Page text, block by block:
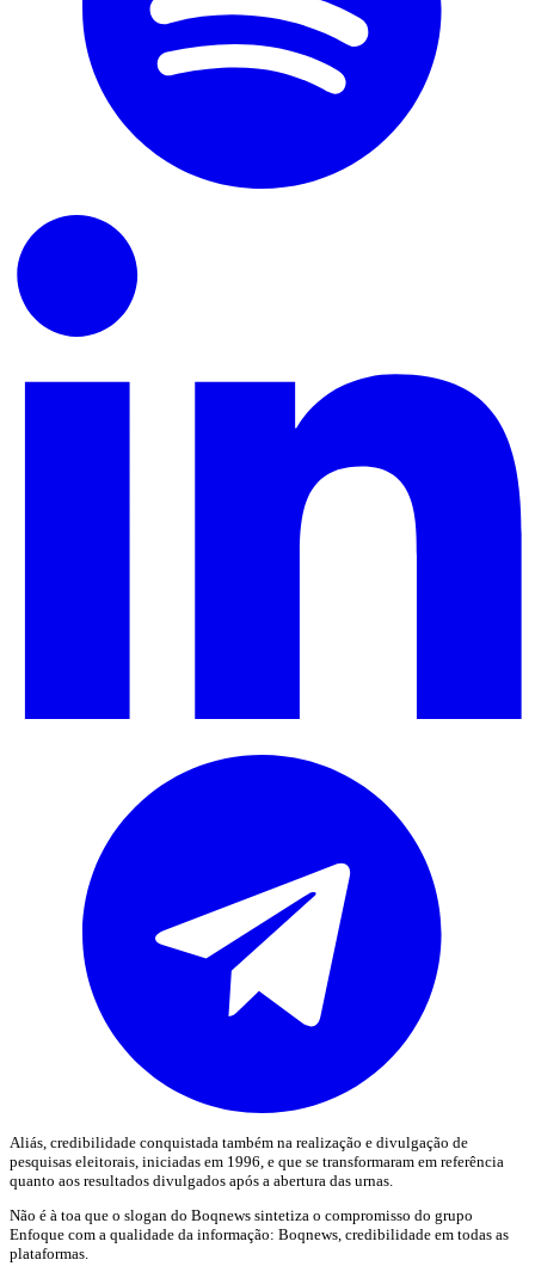
Aliás, credibilidade conquistada também na realização e divulgação de
pesquisas eleitorais, iniciadas em 1996, e que se transformaram em referência
quanto aos resultados divulgados após a abertura das urnas.
Não é à toa que o slogan do Boqnews sintetiza o compromisso do grupo
Enfoque com a qualidade da informação: Boqnews, credibilidade em todas as
plataformas.